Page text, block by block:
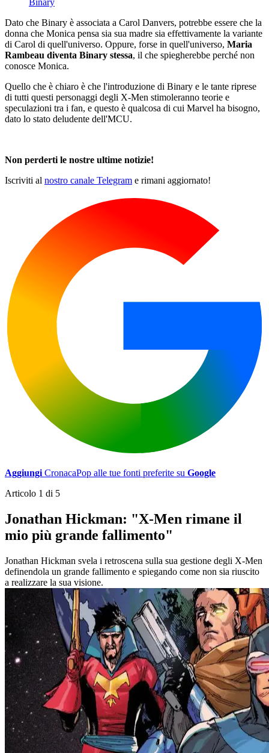
Binary
Dato che Binary è associata a Carol Danvers, potrebbe essere che la
donna che Monica pensa sia sua madre sia effettivamente la variante
di Carol di quell'universo. Oppure, forse in quell'universo, Maria
Rambeau diventa Binary stessa, il che spiegherebbe perché non
conosce Monica.
Quello che è chiaro è che l'introduzione di Binary e le tante riprese
di tutti questi personaggi degli X-Men stimoleranno teorie e
speculazioni tra i fan, e questo è qualcosa di cui Marvel ha bisogno,
dato lo stato deludente dell'MCU.
Non perderti le nostre ultime notizie!
Iscriviti al nostro canale Telegram e rimani aggiornato!
Aggiungi CronacaPop alle tue fonti preferite su Google
Articolo 1 di 5
Jonathan Hickman: "X-Men rimane il
mio più grande fallimento"
Jonathan Hickman svela i retroscena sulla sua gestione degli X-Men
definendola un grande fallimento e spiegando come non sia riuscito
a realizzare la sua visione.